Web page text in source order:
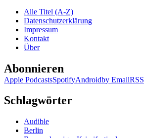
Lambertus-
Singen
Alle Titel (A-Z)
Datenschutzerklärung
Impressum
Kontakt
Über
Abonnieren
Apple PodcastsSpotifyAndroidby EmailRSS
Schlagwörter
Audible
Berlin